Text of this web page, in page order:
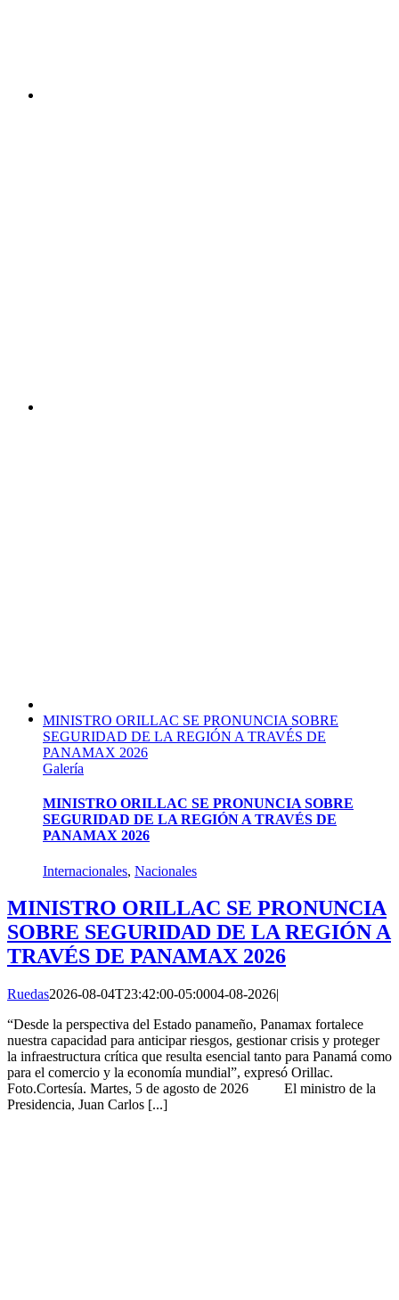
MINISTRO ORILLAC SE PRONUNCIA SOBRE
SEGURIDAD DE LA REGIÓN A TRAVÉS DE
PANAMAX 2026
Galería
MINISTRO ORILLAC SE PRONUNCIA SOBRE
SEGURIDAD DE LA REGIÓN A TRAVÉS DE
PANAMAX 2026
Internacionales, Nacionales
MINISTRO ORILLAC SE PRONUNCIA
SOBRE SEGURIDAD DE LA REGIÓN A
TRAVÉS DE PANAMAX 2026
Ruedas2026-08-04T23:42:00-05:0004-08-2026|
“Desde la perspectiva del Estado panameño, Panamax fortalece
nuestra capacidad para anticipar riesgos, gestionar crisis y proteger
la infraestructura crítica que resulta esencial tanto para Panamá como
para el comercio y la economía mundial”, expresó Orillac.
Foto.Cortesía. Martes, 5 de agosto de 2026 El ministro de la
Presidencia, Juan Carlos [...]